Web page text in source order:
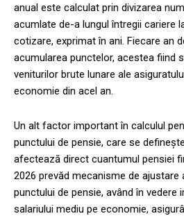
anual este calculat prin divizarea
acumlate de-a lungul întregii cariere
cotizare, exprimat în ani. Fiecare an
acumularea punctelor, acestea fiind
veniturilor brute lunare ale
economie din acel an.
Un alt factor important în calculul
punctului de pensie, care se
afectează direct cuantumul pensiei
2026 prevăd mecanisme de ajustare
punctului de pensie, având în vedere
salariului mediu pe economie,